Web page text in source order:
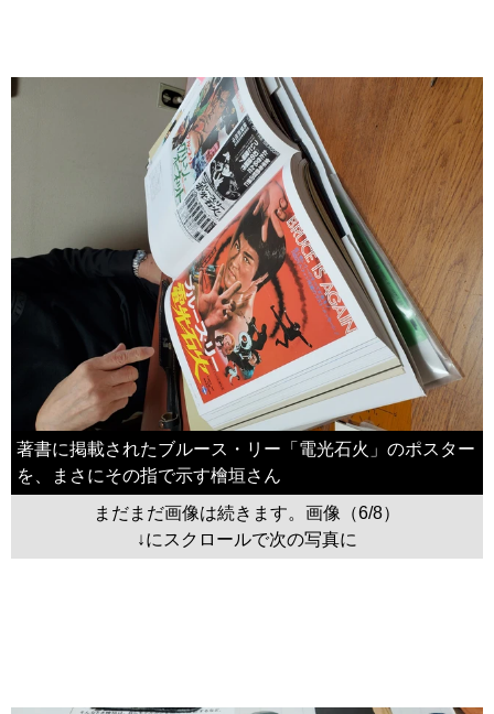
著書に掲載されたブルース・リー「電光石火」のポスター
を、まさにその指で示す檜垣さん
まだまだ画像は続きます。画像（6/8）
↓にスクロールで次の写真に